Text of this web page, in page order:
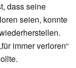
dass seine
seien, konnte
immer verloren“